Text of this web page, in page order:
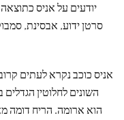
יודעים על אניס
סרטן ידוע, אבסינת,
אניס כוכב נקרא לעתים
השונים לחלוטין הגדלים
הוא ארומה. הריח דומה